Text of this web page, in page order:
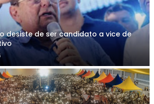
desiste de ser candidato a vice de